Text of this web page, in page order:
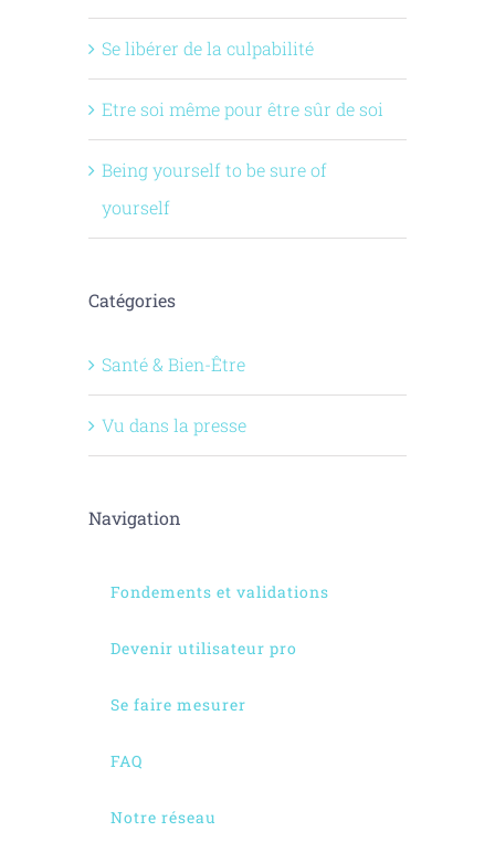
Se libérer de la culpabilité
Etre soi même pour être sûr de soi
Being yourself to be sure of
yourself
Catégories
Santé & Bien-Être
Vu dans la presse
Navigation
Fondements et validations
Devenir utilisateur pro
Se faire mesurer
FAQ
Notre réseau